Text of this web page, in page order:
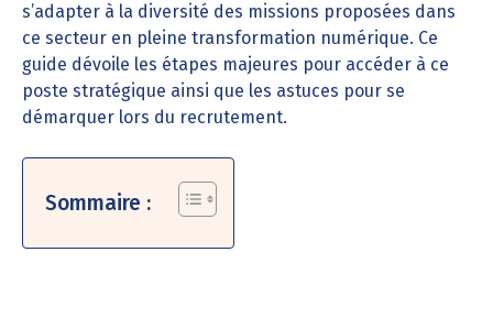
s’adapter à la diversité des missions proposées dans
ce secteur en pleine transformation numérique. Ce
guide dévoile les étapes majeures pour accéder à ce
poste stratégique ainsi que les astuces pour se
démarquer lors du recrutement.
Sommaire :